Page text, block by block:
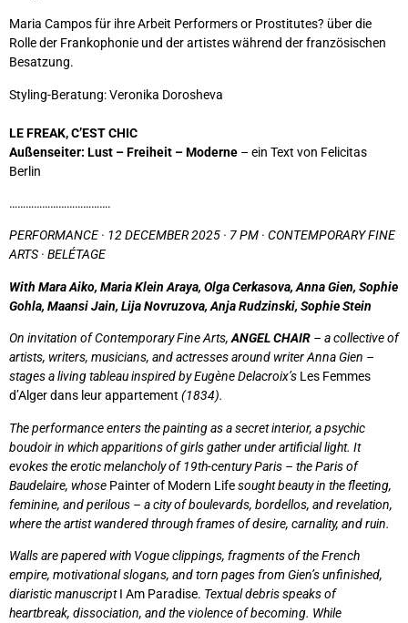
Maria Campos für ihre Arbeit Performers or Prostitutes? über die
Rolle der Frankophonie und der artistes während der französischen
Besatzung.
Styling-Beratung: Veronika Dorosheva
LE FREAK, C’EST CHIC
Außenseiter: Lust – Freiheit – Moderne – ein Text von Felicitas
Berlin
……………………………….
PERFORMANCE · 12 DECEMBER 2025 · 7 PM · CONTEMPORARY FINE
ARTS · BELÉTAGE
With Mara Aiko, Maria Klein Araya, Olga Cerkasova, Anna Gien, Sophie
Gohla, Maansi Jain, Lija Novruzova, Anja Rudzinski, Sophie Stein
On invitation of Contemporary Fine Arts, ANGEL CHAIR – a collective of
artists, writers, musicians, and actresses around writer Anna Gien –
stages a living tableau inspired by Eugène Delacroix’s Les Femmes
d’Alger dans leur appartement (1834).
The performance enters the painting as a secret interior, a psychic
boudoir in which apparitions of girls gather under artificial light. It
evokes the erotic melancholy of 19th-century Paris – the Paris of
Baudelaire, whose Painter of Modern Lifesought beauty in the fleeting,
feminine, and perilous – a city of boulevards, bordellos, and revelation,
where the artist wandered through frames of desire, carnality, and ruin.
Walls are papered with Vogue clippings, fragments of the French
empire, motivational slogans, and torn pages from Gien’s unfinished,
diaristic manuscriptI Am Paradise. Textual debris speaks of
heartbreak, dissociation, and the violence of becoming. While